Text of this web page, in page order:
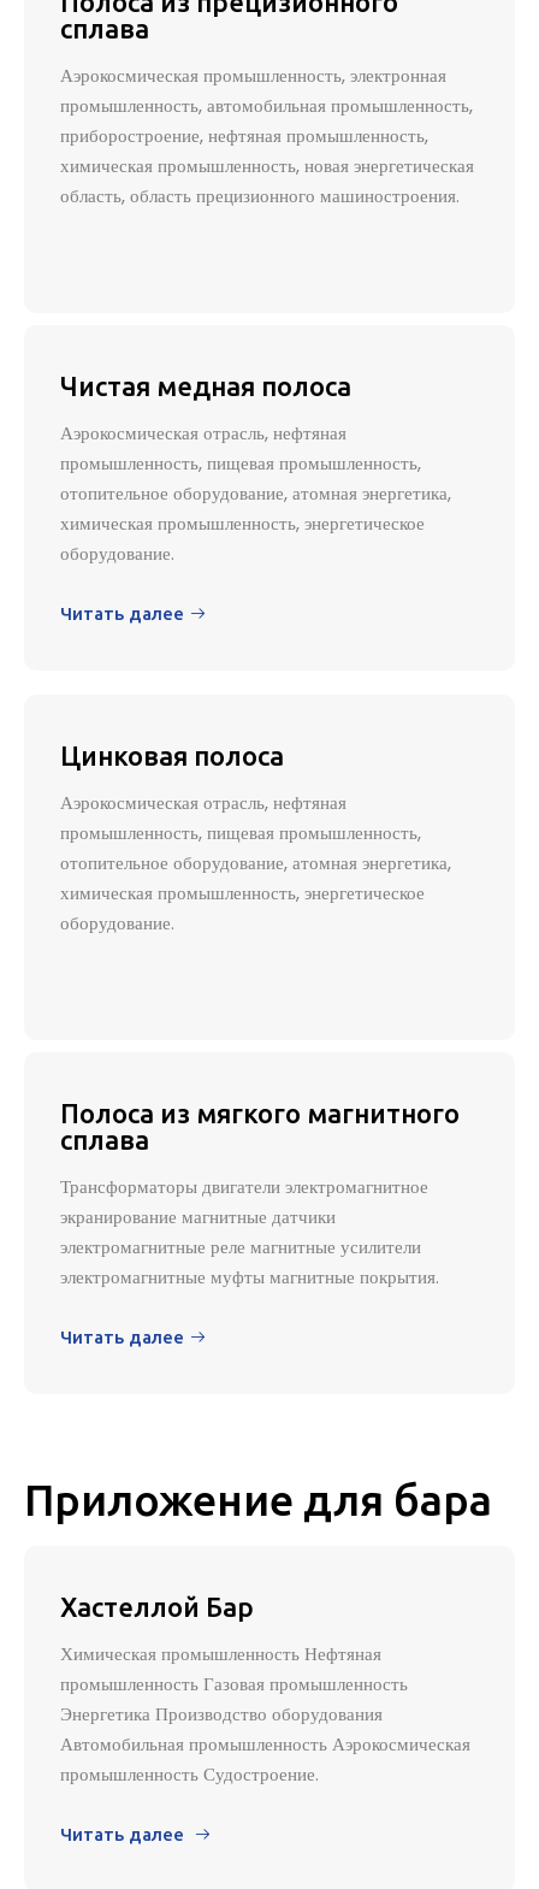
сплава
Аэрокосмическая промышленность, электронная
промышленность, автомобильная промышленность,
приборостроение, нефтяная промышленность,
химическая промышленность, новая энергетическая
область, область прецизионного машиностроения.
Чистая медная полоса
Аэрокосмическая отрасль, нефтяная
промышленность, пищевая промышленность,
отопительное оборудование, атомная энергетика,
химическая промышленность, энергетическое
оборудование.
Читать далее 
Цинковая полоса
Аэрокосмическая отрасль, нефтяная
промышленность, пищевая промышленность,
отопительное оборудование, атомная энергетика,
химическая промышленность, энергетическое
оборудование.
Полоса из мягкого магнитного
сплава
Трансформаторы двигатели электромагнитное
экранирование магнитные датчики
электромагнитные реле магнитные усилители
электромагнитные муфты магнитные покрытия.
Читать далее 
Приложение для бара
Хастеллой Бар
Химическая промышленность Нефтяная
промышленность Газовая промышленность
Энергетика Производство оборудования
Автомобильная промышленность Аэрокосмическая
промышленность Судостроение.
Читать далее 